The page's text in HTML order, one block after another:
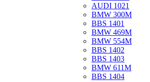
AUDI 1021
BMW 300M
BBS 1401
BMW 469M
BMW 554M
BBS 1402
BBS 1403
BMW 611M
BBS 1404